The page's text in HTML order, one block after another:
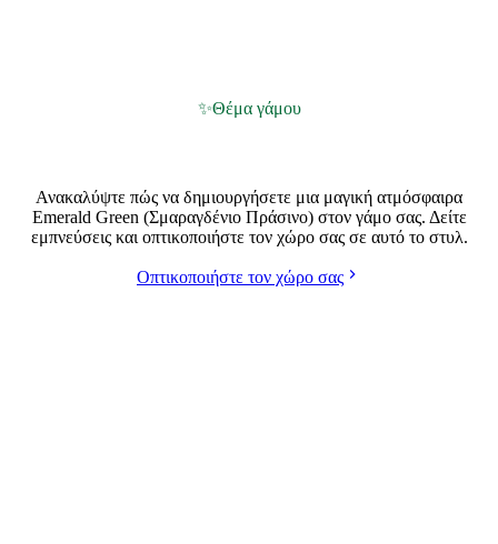
✨Θέμα γάμου
Ανακαλύψτε πώς να δημιουργήσετε μια μαγική ατμόσφαιρα
Emerald Green (Σμαραγδένιο Πράσινο) στον γάμο σας. Δείτε
εμπνεύσεις και οπτικοποιήστε τον χώρο σας σε αυτό το στυλ.
Οπτικοποιήστε τον χώρο σας